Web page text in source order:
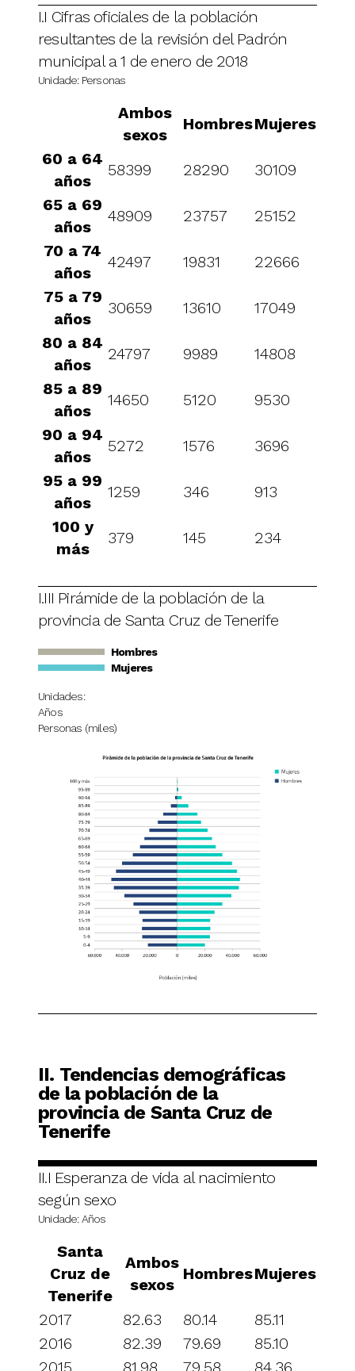
I.I Cifras oficiales de la población
resultantes de la revisión del Padrón
municipal a 1 de enero de 2018
Unidade: Personas
Ambos
sexos
HombresMujeres
60 a 64
años
58399 28290
30109
65 a 69
años
48909 23757
25152
70 a 74
años
42497 19831
22666
75 a 79
años
30659 13610
17049
80 a 84
años
24797 9989
14808
85 a 89
años
14650 5120
9530
90 a 94
años
5272 1576
3696
95 a 99
años
1259 346
913
100 y
más
379 145 234
I.III Pirámide de la población de la
provincia de Santa Cruz de Tenerife
Hombres
Mujeres
Unidades:
Años
Personas (miles)
II. Tendencias demográficas
de la población de la
provincia de Santa Cruz de
Tenerife
II.I Esperanza de vida al nacimiento
según sexo
Unidade: Años
Santa
Cruz de
Tenerife
Ambos
sexos
HombresMujeres
2017 82.63 80.14
85.11
2016
82.39 79.69
85.10
2015
81.98 79.58 84.36